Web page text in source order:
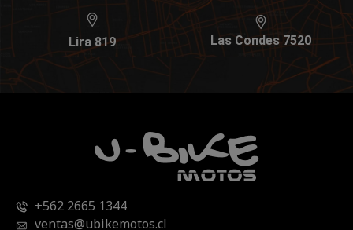
Lira 819 Las Condes 7520
+562 2665 1344
ventas@ubikemotos.cl